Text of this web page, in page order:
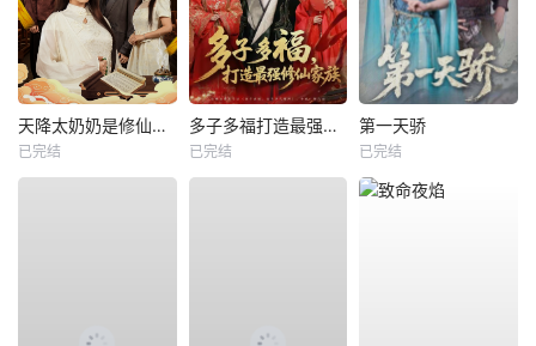
天降太奶奶是修仙老祖
已完结
多子多福打造最强修仙家族
已完结
第一天骄
已完结